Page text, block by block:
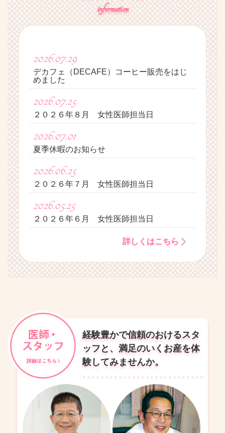
2026.07.29
デカフェ（DECAFE）コーヒー販売をはじ
めました
2026.07.25
２０２６年８月 女性医師担当日
2026.07.01
夏季休暇のお知らせ
2026.06.25
２０２６年７月 女性医師担当日
2026.05.25
２０２６年６月 女性医師担当日
詳しくはこちら
経験豊かで信頼のおけるスタ
ッフと、満足のいくお産を体
験してみませんか。